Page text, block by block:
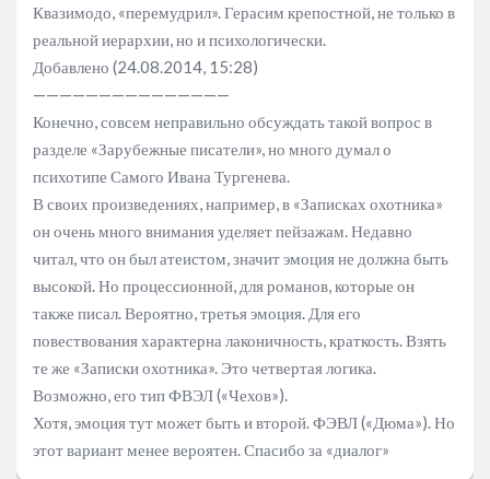
Квазимодо, «перемудрил». Герасим крепостной, не только в
реальной иерархии, но и психологически.
Добавлено (24.08.2014, 15:28)
———————————————
Конечно, совсем неправильно обсуждать такой вопрос в
разделе «Зарубежные писатели», но много думал о
психотипе Самого Ивана Тургенева.
В своих произведениях, например, в «Записках охотника»
он очень много внимания уделяет пейзажам. Недавно
читал, что он был атеистом, значит эмоция не должна быть
высокой. Но процессионной, для романов, которые он
также писал. Вероятно, третья эмоция. Для его
повествования характерна лаконичность, краткость. Взять
те же «Записки охотника». Это четвертая логика.
Возможно, его тип ФВЭЛ («Чехов»).
Хотя, эмоция тут может быть и второй. ФЭВЛ («Дюма»). Но
этот вариант менее вероятен. Спасибо за «диалог»